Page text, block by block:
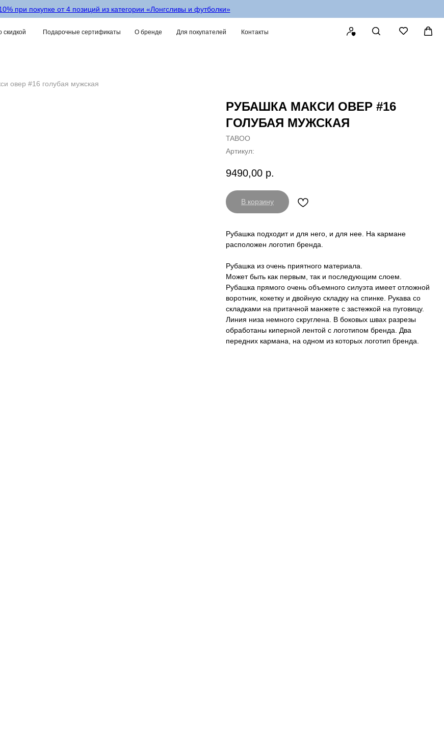
при покупке от 4 позиций из категории «‎Лонгсливы и футболки»
скидкой О бренде Для покупателей Контакты
Подарочные сертификаты
овер #16 голубая мужская
РУБАШКА МАКСИ ОВЕР #16
ГОЛУБАЯ МУЖСКАЯ
TABOO
Артикул:
9490,00 р.
В корзину
Рубашка подходит и для него, и для нее. На кармане
расположен логотип бренда.
Рубашка из очень приятного материала.
Может быть как первым, так и последующим слоем.
Рубашка прямого очень объемного силуэта имеет отложной
воротник, кокетку и двойную складку на спинке. Рукава со
складками на притачной манжете с застежкой на пуговицу.
Линия низа немного скруглена. В боковых швах разрезы
обработаны киперной лентой с логотипом бренда. Два
передних кармана, на одном из которых логотип бренда.